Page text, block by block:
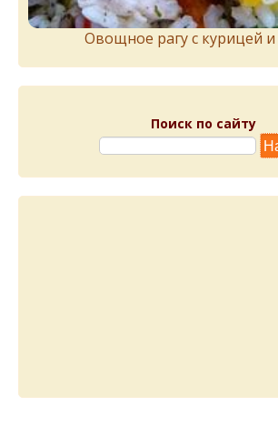
Овощное рагу с курицей
Поиск по сайту